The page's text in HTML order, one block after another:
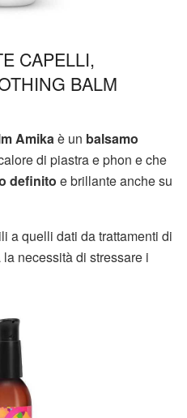
CAPELLI,
BALM
Amikaè un balsamo
di piastra e phon e che
definito e brillante anche su
a quelli dati da trattamenti di
la necessità di stressare i